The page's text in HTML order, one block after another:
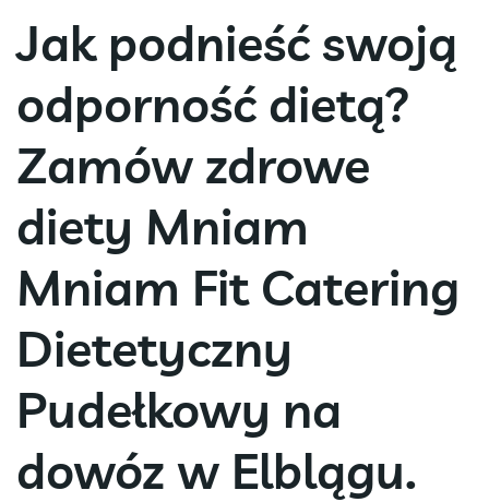
Jak podnieść swoją
odporność dietą?
Zamów zdrowe
diety Mniam
Mniam Fit Catering
Dietetyczny
Pudełkowy na
dowóz w Elblągu.